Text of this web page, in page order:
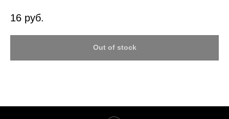
16 руб.
Out of stock